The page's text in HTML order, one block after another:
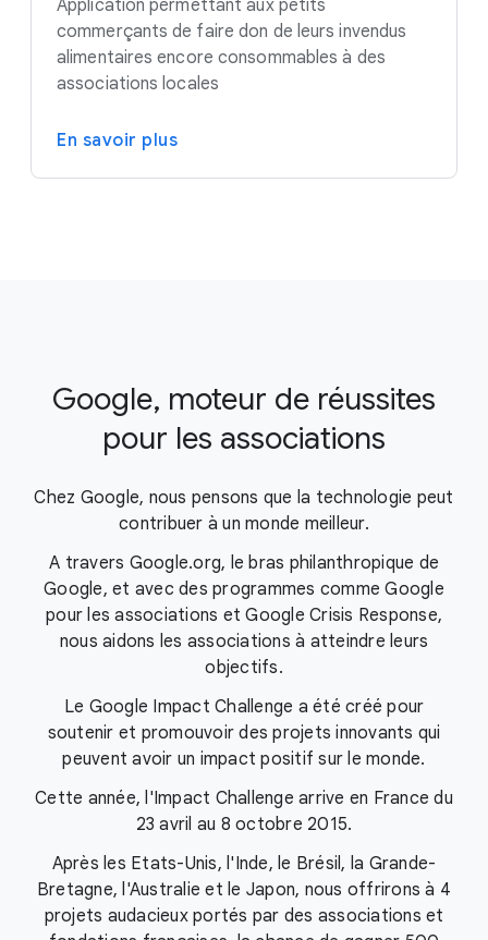
Application permettant aux petits
commerçants de faire don de leurs invendus
alimentaires encore consommables à des
associations locales
En savoir plus
Google, moteur de réussites
pour les associations
Chez Google, nous pensons que la technologie peut
contribuer à un monde meilleur.
A travers Google.org, le bras philanthropique de
Google, et avec des programmes comme Google
pour les associations et Google Crisis Response,
nous aidons les associations à atteindre leurs
objectifs.
Le Google Impact Challenge a été créé pour
soutenir et promouvoir des projets innovants qui
peuvent avoir un impact positif sur le monde.
Cette année, l'Impact Challenge arrive en France du
23 avril au 8 octobre 2015.
Après les Etats-Unis, l'Inde, le Brésil, la Grande-
Bretagne, l'Australie et le Japon, nous offrirons à 4
projets audacieux portés par des associations et